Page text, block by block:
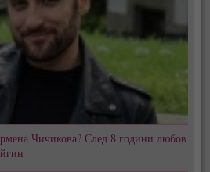
Чичикова? След 8 години любов